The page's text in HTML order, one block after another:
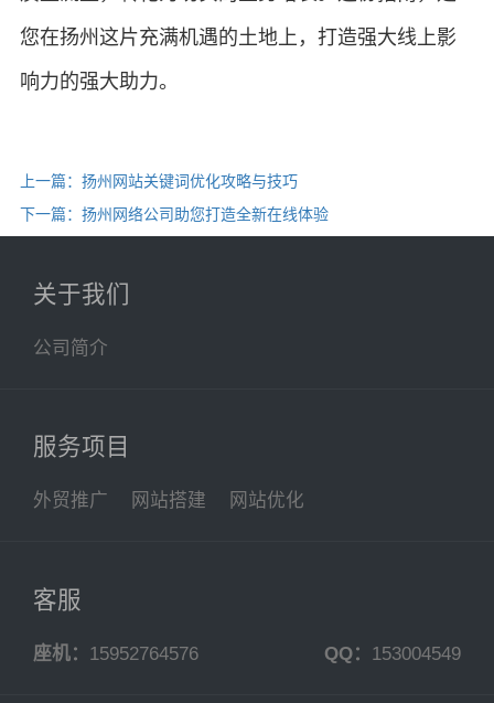
您在扬州这片充满机遇的土地上，打造强大线上影
响力的强大助力。
上一篇：扬州网站关键词优化攻略与技巧
下一篇：扬州网络公司助您打造全新在线体验
关于我们
公司简介
服务项目
外贸推广 网站搭建 网站优化
客服
座机： 15952764576 QQ： 153004549